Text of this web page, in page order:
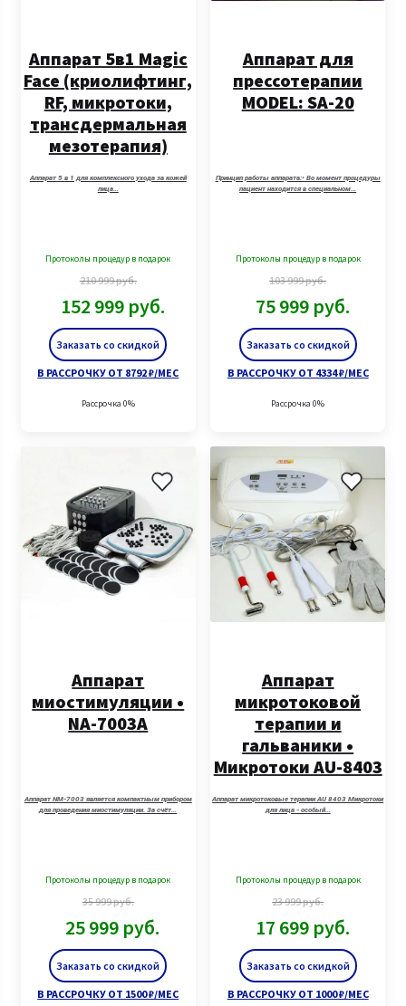
Заказать со скидкой
Аппарат 5в1 Magic
Face (криолифтинг,
RF, микротоки,
трансдермальная
мезотерапия)
Аппарат 5 в 1 для комплексного ухода за кожей
лица…
Протоколы процедур в подарок
210 999руб.
152 999 руб.
В РАССРОЧКУ ОТ 8792 ₽/МЕС
Рассрочка 0%
Заказать со скидкой
Аппарат для
прессотерапии
MODEL: SA-20
Принцип работы аппарата:• Во момент процедуры
пациент находится в специальном…
Протоколы процедур в подарок
103 999руб.
75 999 руб.
В РАССРОЧКУ ОТ 4334 ₽/МЕС
Рассрочка 0%
Заказать со скидкой
Аппарат
миостимуляции •
NA-7003A
Аппарат NM-7003 является компактным прибором
для проведения миостимуляции. За счёт…
Протоколы процедур в подарок
35 999руб.
25 999 руб.
В РАССРОЧКУ ОТ 1500 ₽/МЕС
Заказать со скидкой
Аппарат
микротоковой
терапии и
гальваники •
Микротоки AU-8403
Аппарат микротоковые терапии AU 8403 Микротоки
для лица - особый…
Протоколы процедур в подарок
23 999руб.
17 699 руб.
В РАССРОЧКУ ОТ 1000 ₽/МЕС